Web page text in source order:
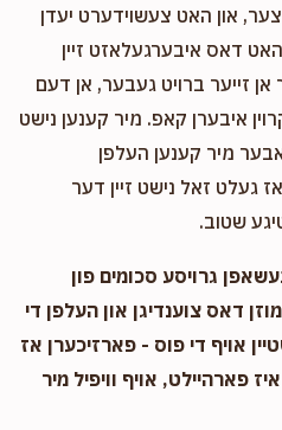
און האט צעשוידערט יעדן
דאס איבערגעלאזט זיין
זייער ברויט געבער, אן דעם
איבערן קאפ. מיר קענען נישט
מיר קענען העלפן
געלט זאל נישט זיין דער
שטוב.
גרויסע סכומים פון
דאס צוענדיגן און העלפן די
אויף די פוס - פארזיכערן אז
פארהיילט, אויף וויפיל מיר